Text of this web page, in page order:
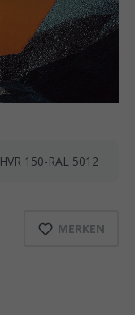
HVR 150-RAL 5012
MERKEN